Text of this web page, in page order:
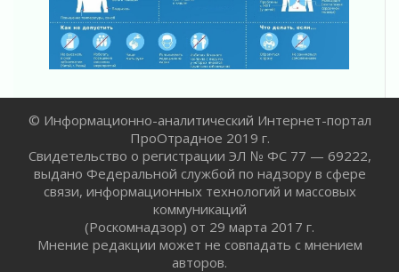
Юхла, мука, кантеле и Водяной
01 августа 2026
Лето катится с горки
В Ленобласти открылась экспозиция к 150-
летию Билибина
Лето без гаджетов
01 августа 2026
Болезнь девственниц и вампиров
01 августа 2026
Безмолвный крик о помощи
© Информационно-аналитический Интернет-портал
ПроОтрадное 2019 г.
Свидетельство о регистрации ЭЛ № ФС 77 — 69222,
выдано Федеральной службой по надзору в сфере
связи, информационных технологий и массовых
коммуникаций
(Роскомнадзор) от 29 марта 2017 г.
Мнение редакции может не совпадать с мнением
авторов.